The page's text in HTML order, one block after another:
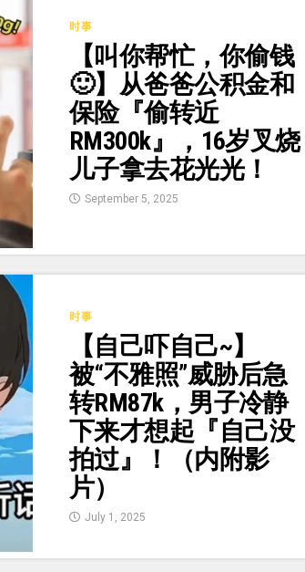
时事
【叫你帮忙，你偷钱
🙂】从爸爸公积金和
保险『偷转近
RM300k』，16岁叉烧
儿子拿去花光光！
September 5, 2025
时事
【自己吓自己~】
被“不雅照”威胁后急
转RM87k，男子冷静
下来才想起『自己没
拍过』！（内附影
片）
July 1, 2025